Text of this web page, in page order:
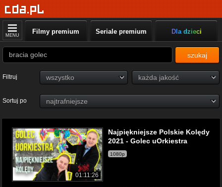
MENU Filmy premium Seriale premium Dla dzieci
szukaj
Filtruj
Sortuj po
01:11:26
Najpiękniejsze Polskie Kolędy
2021 - Golec uOrkiestra
1080p